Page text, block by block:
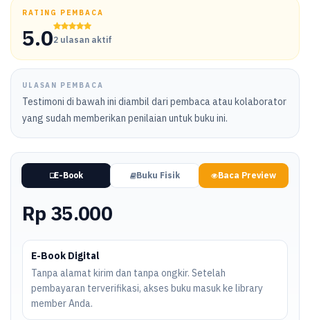
RATING PEMBACA
5.02 ulasan aktif
ULASAN PEMBACA
Testimoni di bawah ini diambil dari pembaca atau kolaborator
yang sudah memberikan penilaian untuk buku ini.
E-Book Buku Fisik Baca Preview
Rp 35.000
E-Book Digital
Tanpa alamat kirim dan tanpa ongkir. Setelah
pembayaran terverifikasi, akses buku masuk ke library
member Anda.